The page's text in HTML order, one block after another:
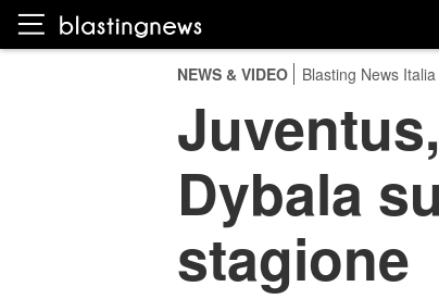
NEWS & VIDEO Blasting News Italia
Dybala
stagione